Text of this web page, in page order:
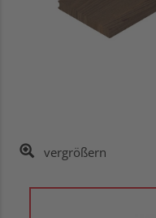
vergrößern